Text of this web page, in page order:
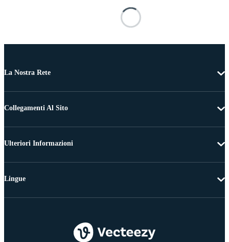
La Nostra Rete
Collegamenti Al Sito
Ulteriori Informazioni
Lingue